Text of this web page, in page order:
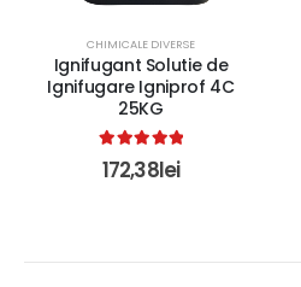
CHIMICALE DIVERSE
Ignifugant Solutie de
Ignifugare Igniprof 4C
25KG
5.00out of 5
172,38lei